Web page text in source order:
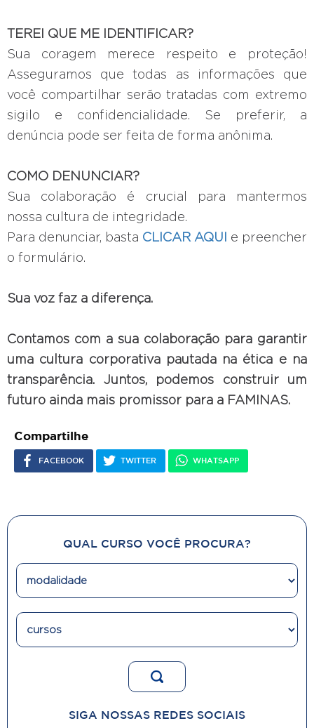
TEREI QUE ME IDENTIFICAR?
Sua coragem merece respeito e proteção!
Asseguramos que todas as informações que
você compartilhar serão tratadas com extremo
sigilo e confidencialidade. Se preferir, a
denúncia pode ser feita de forma anônima.
COMO DENUNCIAR?
Sua colaboração é crucial para mantermos
nossa cultura de integridade.
Para denunciar, basta CLICAR AQUI e preencher
o formulário.
Sua voz faz a diferença.
Contamos com a sua colaboração para garantir
uma cultura corporativa pautada na ética e na
transparência. Juntos, podemos construir um
futuro ainda mais promissor para a FAMINAS.
Compartilhe
FACEBOOK TWITTER WHATSAPP
QUAL CURSO VOCÊ PROCURA?
SIGA NOSSAS REDES SOCIAIS